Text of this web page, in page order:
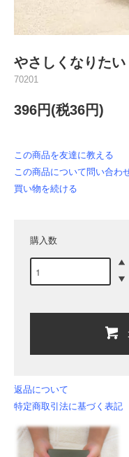
やさしくなりた
70201
396円(税36円)
この商品を友達に教える
この商品について問い合わ
買い物を続ける
購入数
返品について
特定商取引法に基づく表記